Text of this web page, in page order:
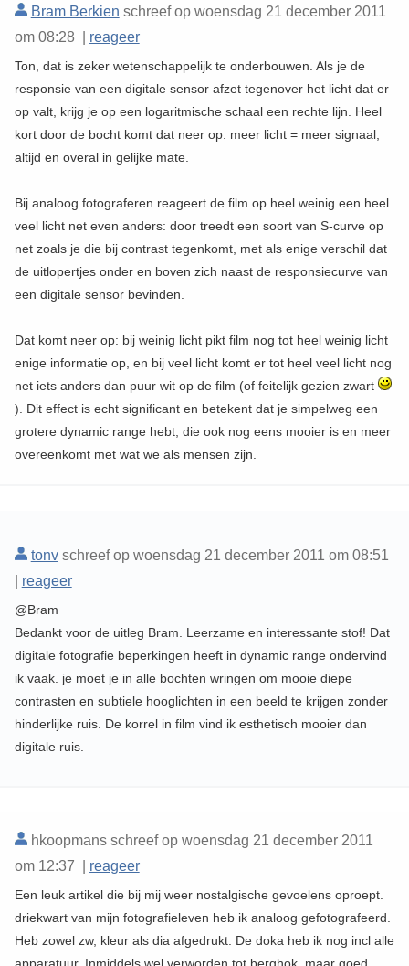
Bram Berkien schreef op woensdag 21 december 2011
om 08:28 | reageer
Ton, dat is zeker wetenschappelijk te onderbouwen. Als je de
responsie van een digitale sensor afzet tegenover het licht dat er
op valt, krijg je op een logaritmische schaal een rechte lijn. Heel
kort door de bocht komt dat neer op: meer licht = meer signaal,
altijd en overal in gelijke mate.
Bij analoog fotograferen reageert de film op heel weinig een heel
veel licht net even anders: door treedt een soort van S-curve op
net zoals je die bij contrast tegenkomt, met als enige verschil dat
de uitlopertjes onder en boven zich naast de responsiecurve van
een digitale sensor bevinden.
Dat komt neer op: bij weinig licht pikt film nog tot heel weinig licht
enige informatie op, en bij veel licht komt er tot heel veel licht nog
net iets anders dan puur wit op de film (of feitelijk gezien zwart
). Dit effect is echt significant en betekent dat je simpelweg een
grotere dynamic range hebt, die ook nog eens mooier is en meer
overeenkomt met wat we als mensen zijn.
tonvschreef op woensdag 21 december 2011 om 08:51
reageer
@Bram
Bedankt voor de uitleg Bram. Leerzame en interessante stof! Dat
digitale fotografie beperkingen heeft in dynamic range ondervind
ik vaak. je moet je in alle bochten wringen om mooie diepe
contrasten en subtiele hooglichten in een beeld te krijgen zonder
hinderlijke ruis. De korrel in film vind ik esthetisch mooier dan
digitale ruis.
hkoopmans schreef op woensdag 21 december 2011
om 12:37 | reageer
Een leuk artikel die bij mij weer nostalgische gevoelens oproept.
driekwart van mijn fotografieleven heb ik analoog gefotografeerd.
Heb zowel zw, kleur als dia afgedrukt. De doka heb ik nog incl alle